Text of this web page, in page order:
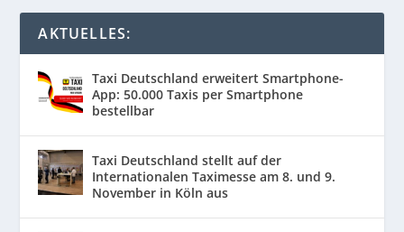
AKTUELLES:
Taxi Deutschland erweitert Smartphone-
App: 50.000 Taxis per Smartphone
bestellbar
Taxi Deutschland stellt auf der
Internationalen Taximesse am 8. und 9.
November in Köln aus